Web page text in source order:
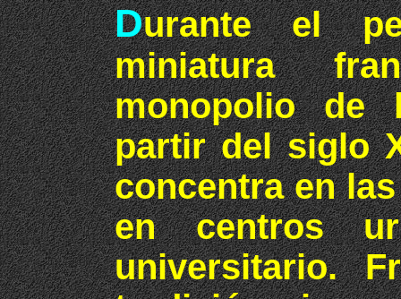
Durante el
miniatura
monopolio de
partir del siglo
concentra en
en centros
universitario.